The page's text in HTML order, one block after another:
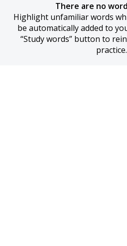
There are no
Highlight unfamiliar words
be automatically added to
“Study words” button to
practice.